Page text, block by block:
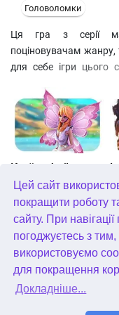
Цей сайт
покращити роботу
сайту. При
погоджуєтесь з
використовуємо
для покращення
Докладніше...
Головоломки
Ця гра з серії
поціновувачам жанру,
для себе ігри цього
від класичного
які ви отримуєте
Чим більше таких пар
порад ви отримаєте.
в Залі фен-шуй. Три
Шлях Будди, Шлях
фантастично
Фен-шуй маджонг!
Країна фей
Квадріум